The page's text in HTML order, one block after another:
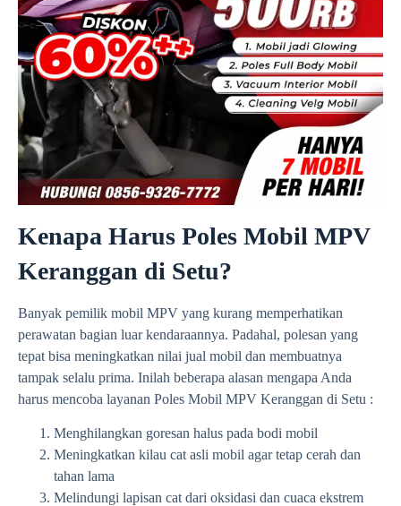
Kenapa Harus Poles Mobil MPV
Keranggan di Setu?
Banyak pemilik mobil MPV yang kurang memperhatikan
perawatan bagian luar kendaraannya. Padahal, polesan yang
tepat bisa meningkatkan nilai jual mobil dan membuatnya
tampak selalu prima. Inilah beberapa alasan mengapa Anda
harus mencoba layanan Poles Mobil MPV Keranggan di Setu :
Menghilangkan goresan halus pada bodi mobil
Meningkatkan kilau cat asli mobil agar tetap cerah dan
tahan lama
Melindungi lapisan cat dari oksidasi dan cuaca ekstrem